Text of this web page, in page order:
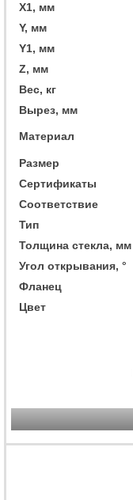
X1, мм
Y, мм
Y1, мм
Z, мм
Вес, кг
Вырез, мм
Материал
Размер
Сертификаты
Соответствие
Тип
Толщина стекла, мм
Угол открывания, °
Фланец
Цвет